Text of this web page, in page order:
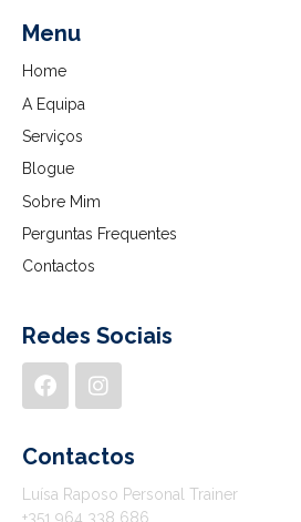
Menu
Home
A Equipa
Serviços
Blogue
Sobre Mim
Perguntas Frequentes
Contactos
Redes Sociais
Contactos
Luísa Raposo Personal Trainer
+351 964 338 686